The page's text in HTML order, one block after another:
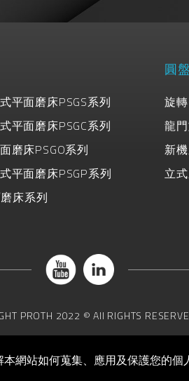
平面磨床PSGS系列
平面磨床PSGC系列
磨床PSGO系列
平面磨床PSGP系列
床系列
圓
旋
龍
新
立
PROTH 2022 © All RIGHTS
網站如何蒐集、應用及保護您的個